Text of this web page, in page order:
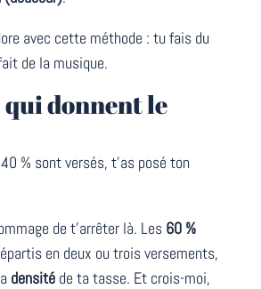
avec cette méthode : tu fais du
de la musique.
qui donnent le
% sont versés, t’as posé ton
de t’arrêter là. Les 60 %
en deux ou trois versements,
densitéde ta tasse. Et crois-moi,